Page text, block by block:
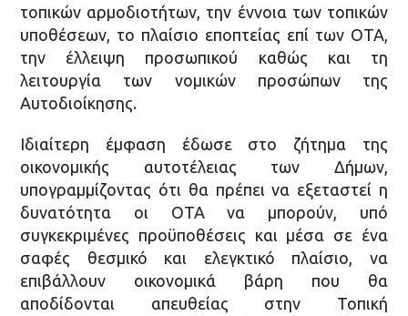
τοπικών αρμοδιοτήτων, την έννοια των τοπικών
υποθέσεων, το πλαίσιο εποπτείας επί των ΟΤΑ,
την έλλειψη προσωπικού καθώς και τη
λειτουργία των νομικών προσώπων της
Αυτοδιοίκησης.
Ιδιαίτερη έμφαση έδωσε στο ζήτημα της
οικονομικής αυτοτέλειας των Δήμων,
υπογραμμίζοντας ότι θα πρέπει να εξεταστεί η
δυνατότητα οι ΟΤΑ να μπορούν, υπό
συγκεκριμένες προϋποθέσεις και μέσα σε ένα
σαφές θεσμικό και ελεγκτικό πλαίσιο, να
επιβάλλουν οικονομικά βάρη που θα
αποδίδονται απευθείας στην Τοπική